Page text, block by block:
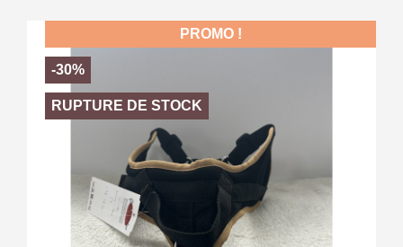
PROMO !
-30%
RUPTURE DE STOCK